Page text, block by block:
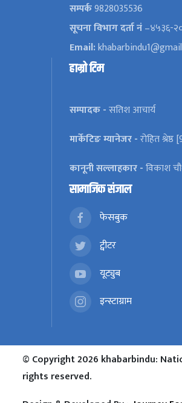
सम्पर्क9828035536
सूचना विभाग दर्ता नं–४५३६-
Email:
हाम्रो टिम
सम्पादक -सतिश आचार्य
मार्केटिङ म्यानेजर -रोहित
कानूनी सल्लाहकार -विकाश
सामाजिक संजाल
फेसबुक
ट्वीटर
यूट्युब
इन्स्टाग्राम
© Copyright 2026 khabarbindu:
rights reserved.